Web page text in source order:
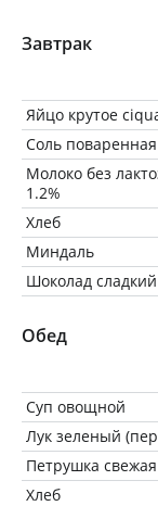
Завтрак
Яйцо крутое
Соль
Молоко без
1.2%
Хлеб
Миндаль
Шоколад сладкий
Обед
Суп овощной
Лук зеленый
Петрушка свежая
Хлеб